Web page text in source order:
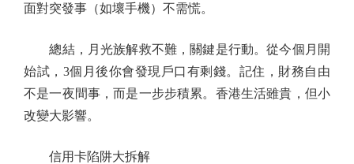
面對突發事（如壞手機）不需慌。
總結，月光族解救不難，關鍵是行動。從今個月開
始試，3個月後你會發現戶口有剩錢。記住，財務自由
不是一夜間事，而是一步步積累。香港生活雖貴，但小
改變大影響。
信用卡陷阱大拆解